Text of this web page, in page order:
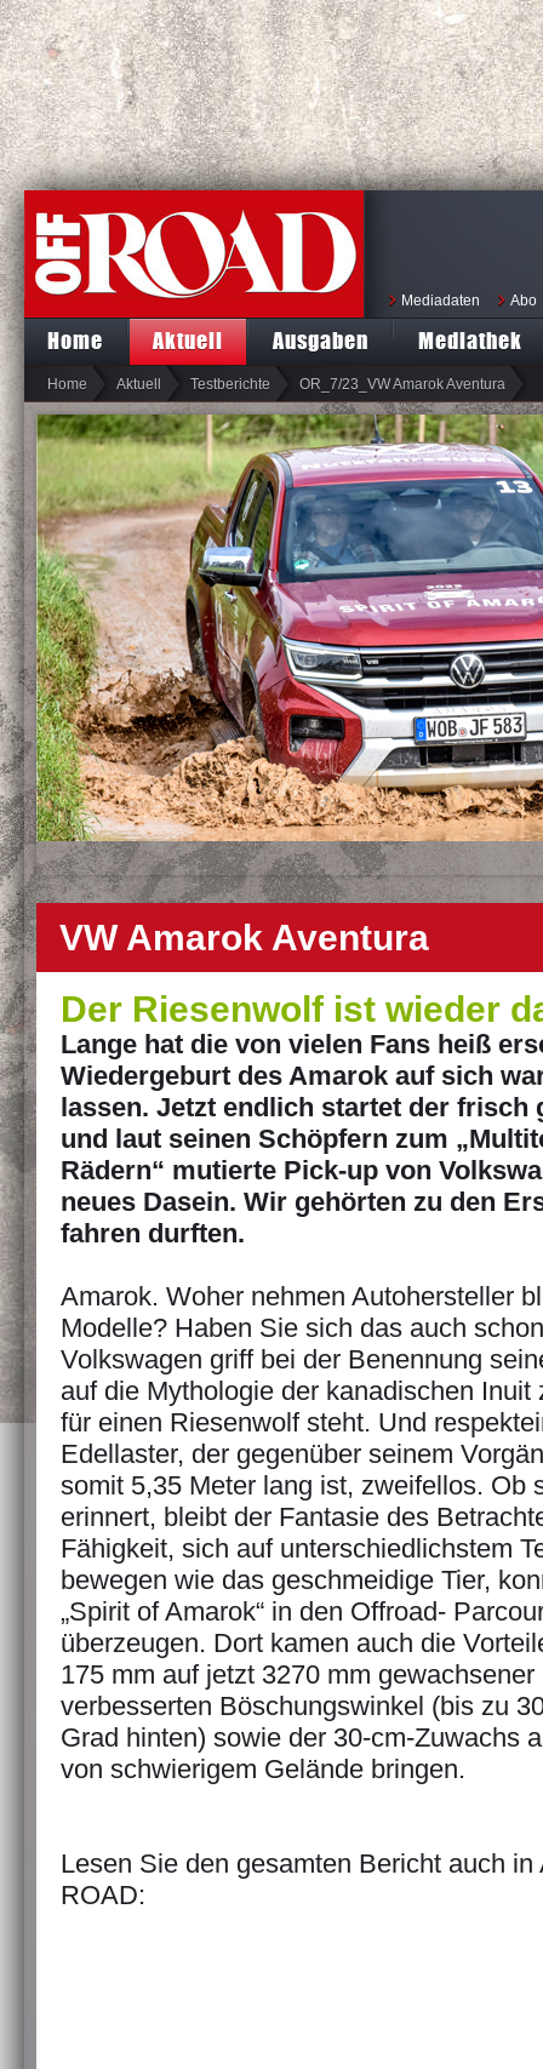
Mediadaten Abo
Home Aktuell Ausgaben Mediathek
Home Aktuell Testberichte OR_7/23_VW Amarok Aventura
VW Amarok Aventura
Der Riesenwolf ist wieder
Lange hat die von vielen Fans heiß
Wiedergeburt des Amarok auf sich
lassen. Jetzt endlich startet der frisch
und laut seinen Schöpfern zum
Rädern“ mutierte Pick-up von
neues Dasein. Wir gehörten zu den
fahren durften.
Amarok. Woher nehmen Autohersteller
Modelle? Haben Sie sich das auch
Volkswagen griff bei der Benennung
auf die Mythologie der kanadischen
für einen Riesenwolf steht. Und
Edellaster, der gegenüber seinem
somit 5,35 Meter lang ist, zweifellos. Ob
erinnert, bleibt der Fantasie des
Fähigkeit, sich auf unterschiedlichstem
bewegen wie das geschmeidige Tier,
„Spirit of Amarok“ in den Offroad-
überzeugen. Dort kamen auch die
175 mm auf jetzt 3270 mm
verbesserten Böschungswinkel (bis zu
Grad hinten) sowie der 30-cm-Zuwachs
von schwierigem Gelände bringen.
Lesen Sie den gesamten Bericht auch
ROAD: